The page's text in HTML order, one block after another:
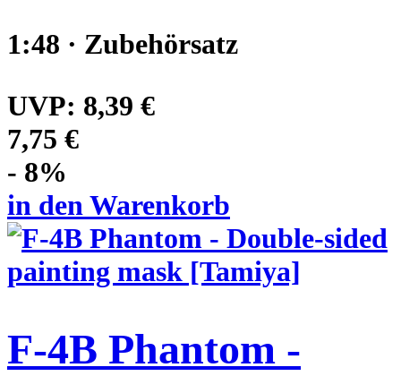
1:48 · Zubehörsatz
UVP: 8,39 €
7,75 €
- 8%
in den Warenkorb
F-4B Phantom -